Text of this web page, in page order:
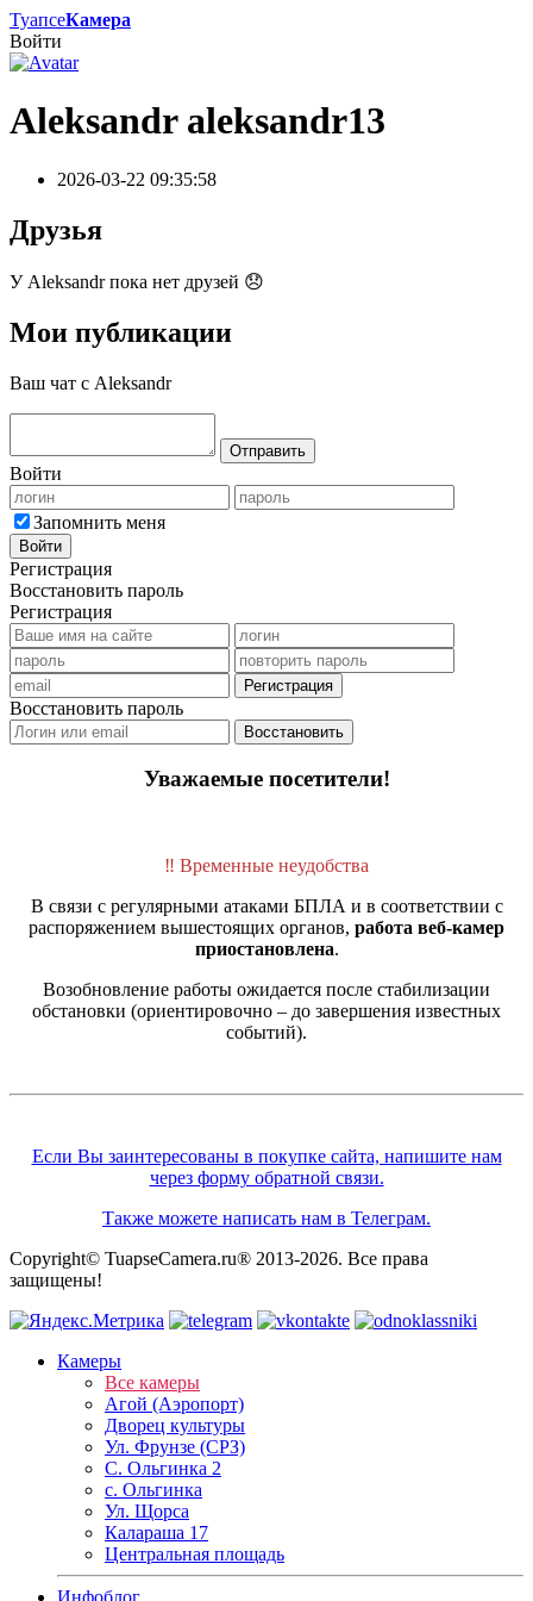
ТуапсеКамера
Войти
Aleksandr aleksandr13
2026-03-22 09:35:58
Друзья
У Aleksandr пока нет друзей 😞
Мои публикации
Ваш чат с Aleksandr
Войти
Запомнить меня
Войти
Регистрация
Восстановить пароль
Регистрация
Регистрация
Восстановить пароль
Восстановить
Уважаемые посетители!
‼️ Временные неудобства
В связи с регулярными атаками БПЛА и в соответствии с
распоряжением вышестоящих органов, работа веб-камер
приостановлена.
Возобновление работы ожидается после стабилизации
обстановки (ориентировочно – до завершения известных
событий).
Если Вы заинтересованы в покупке сайта, напишите нам
через форму обратной связи.
Также можете написать нам в Телеграм.
Copyright© TuapseCamera.ru® 2013-2026. Все права
защищены!
Камеры
Все камеры
Агой (Аэропорт)
Дворец культуры
Ул. Фрунзе (СРЗ)
С. Ольгинка 2
с. Ольгинка
Ул. Щорса
Калараша 17
Центральная площадь
Инфоблог